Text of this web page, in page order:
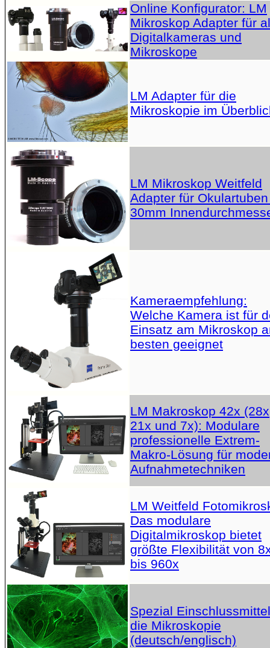
Online Konfigurator: LM
Mikroskop Adapter für
Digitalkameras und
Mikroskope
LM Adapter für die
Mikroskopie im
LM Mikroskop Weitfeld
Adapter für
30mm
Kameraempfehlung:
Welche Kamera ist für
Einsatz am Mikroskop
besten geeignet
LM Makroskop 42x
21x und 7x): Modulare
professionelle Extrem-
Makro-Lösung für
Aufnahmetechniken
LM Weitfeld
Das modulare
Digitalmikroskop bietet
größte Flexibilität von
bis 960x
Spezial
die Mikroskopie
(deutsch/englisch)